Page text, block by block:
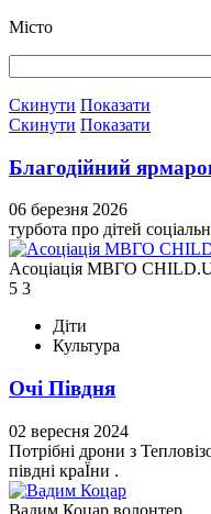
Місто
Скинути Показати
Скинути Показати
Благодійний
06 березня 2026
турбота про дітей
Асоціація МВГО
5 3
Діти
Культура
Очі Півдня
02 вересня 2024
Потрібні дрони з
півдні краЇни .
Вадим Коцар волонтер